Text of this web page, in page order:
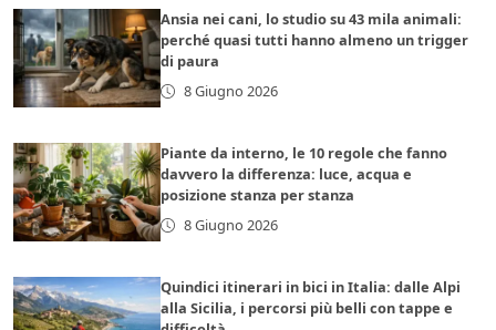
Ansia nei cani, lo studio su 43 mila animali:
perché quasi tutti hanno almeno un trigger
di paura
8 Giugno 2026
Piante da interno, le 10 regole che fanno
davvero la differenza: luce, acqua e
posizione stanza per stanza
8 Giugno 2026
Quindici itinerari in bici in Italia: dalle Alpi
alla Sicilia, i percorsi più belli con tappe e